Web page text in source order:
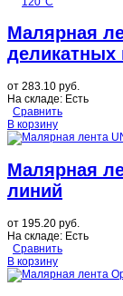
Малярная
деликатных
от 283.10 руб.
На складе: Есть
Сравнить
В корзину
Малярная
линий
от 195.20 руб.
На складе: Есть
Сравнить
В корзину